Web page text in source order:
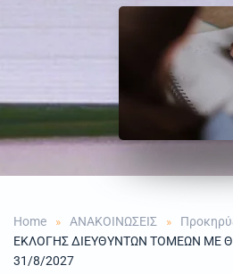
Home ΑΝΑΚΟΙΝΩΣΕΙΣ
ΕΚΛΟΓΗΣ ΔΙΕΥΘΥΝΤΩΝ ΤΟΜΕΩΝ ΜΕ
31/8/2027